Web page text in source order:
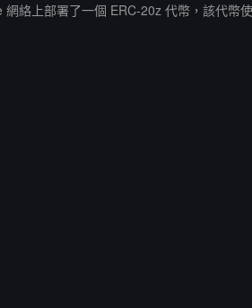
絡上部署了一個 ERC-20z 代幣，該代